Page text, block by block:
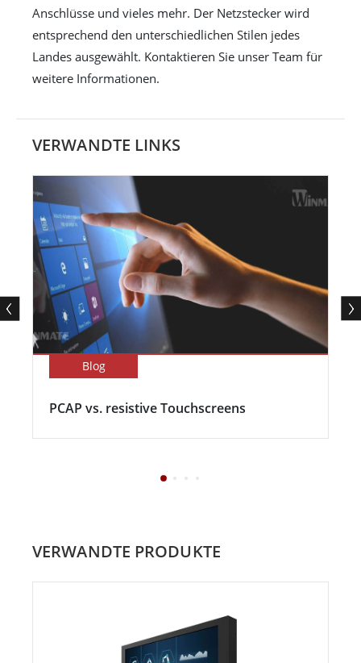
Anschlüsse und vieles mehr. Der Netzstecker wird
entsprechend den unterschiedlichen Stilen jedes
Landes ausgewählt. Kontaktieren Sie unser Team für
weitere Informationen.
VERWANDTE LINKS
Blog
PCAP vs. resistive Touchscreens
VERWANDTE PRODUKTE